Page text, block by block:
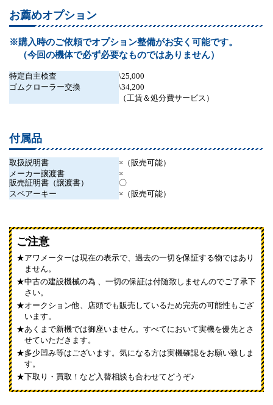
お薦めオプション
※購入時のご依頼でオプション整備がお安く可能です。
（今回の機体で必ず必要なものではありません）
特定自主検査
\25,000
ゴムクローラー交換
\34,200
（工賃＆処分費サービス）
付属品
取扱説明書
×（販売可能）
メーカー譲渡書
×
販売証明書（譲渡書）
〇
スペアーキー
×（販売可能）
ご注意
アワメーターは現在の表示で、過去の一切を保証する物ではあり
ません。
中古の建設機械の為 、一切の保証は付随致しませんのでご了承下
さい。
オークション他、店頭でも販売しているため完売の可能性もござ
います。
あくまで新機では御座いません。すべてにおいて実機を優先とさ
せていただきます。
多少凹み等はございます。気になる方は実機確認をお願い致しま
す。
下取り・買取！など入替相談も合わせてどうぞ♪